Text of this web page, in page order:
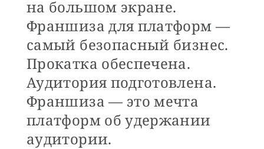
на большом экране.
Франшиза для платформ —
самый безопасный бизнес.
Прокатка обеспечена.
Аудитория подготовлена.
Франшиза — это мечта
платформ об удержании
аудитории.